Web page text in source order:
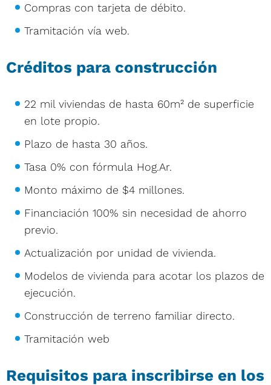
Compras con tarjeta de débito.
Tramitación vía web.
Créditos para construcción
22 mil viviendas de hasta 60m² de superficie
en lote propio.
Plazo de hasta 30 años.
Tasa 0% con fórmula Hog.Ar.
Monto máximo de $4 millones.
Financiación 100% sin necesidad de ahorro
previo.
Actualización por unidad de vivienda.
Modelos de vivienda para acotar los plazos de
ejecución.
Construcción de terreno familiar directo.
Tramitación web
Requisitos para inscribirse en los